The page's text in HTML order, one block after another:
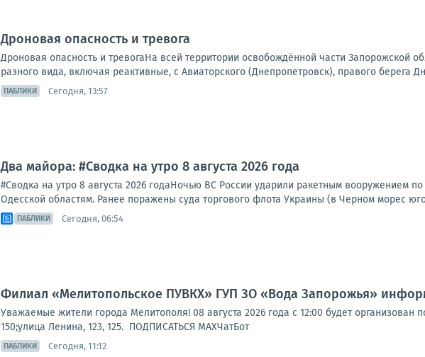
Дроновая опасность и тревога
Дроновая опасность и тревогаНа всей территории освобождённой части Запорожской
разного вида, включая реактивные, с Авиаторского (Днепропетровск), правого берега
ПАБЛИКИ Сегодня, 13:57
Два майора: #Сводка на утро 8 августа 2026 года
#Сводка на утро 8 августа 2026 годаНочью ВС России ударили ракетным вооружением
Одесской областям. Ранее поражены суда торгового флота Украины (в Черном морес
ПАБЛИКИ Сегодня, 06:54
Филиал «Мелитопольское ПУВКХ» ГУП ЗО «Вода Запорожья»
Уважаемые жители города Мелитополя! 08 августа 2026 года с 12:00 будет
150;улица Ленина, 123, 125. ПОДПИСАТЬСЯ МАХЧатБот
ПАБЛИКИ Сегодня, 11:12